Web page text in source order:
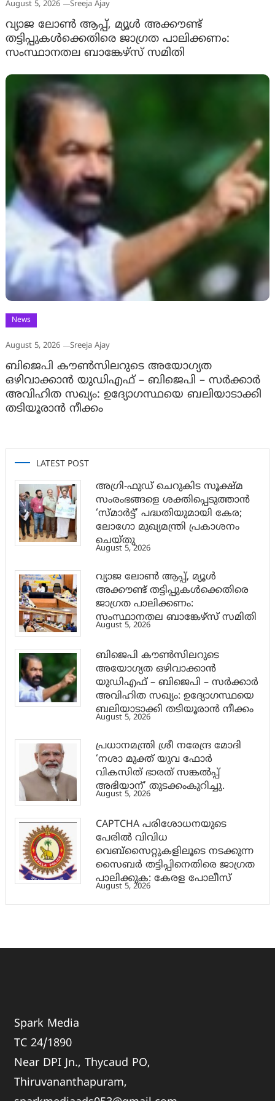
August 5, 2026 Sreeja Ajay
വ്യാജ ലോൺ ആപ്പ്, മ്യൂൾ അക്കൗണ്ട്
തട്ടിപ്പുകൾക്കെതിരെ ജാ​ഗ്രത പാലിക്കണം:
സംസ്ഥാനതല ബാങ്കേഴ്സ് സമിതി
News
August 5, 2026 Sreeja Ajay
ബിജെപി കൗൺസിലറുടെ അയോഗ്യത
ഒഴിവാക്കാൻ യുഡിഎഫ് – ബിജെപി – സർക്കാർ
അവിഹിത സഖ്യം: ഉദ്യോഗസ്ഥയെ ബലിയാടാക്കി
തടിയൂരാൻ നീക്കം
LATEST POST
അഗ്രി-ഫുഡ് ചെറുകിട സൂക്ഷ്മ
സംരംഭങ്ങളെ ശക്തിപ്പെടുത്താന്‍
‘സ്മാര്‍ട്ട്’ പദ്ധതിയുമായി കേര;
ലോഗോ മുഖ്യമന്ത്രി പ്രകാശനം
ചെയ്തു
August 5, 2026
വ്യാജ ലോൺ ആപ്പ്, മ്യൂൾ
അക്കൗണ്ട് തട്ടിപ്പുകൾക്കെതിരെ
ജാ​ഗ്രത പാലിക്കണം:
സംസ്ഥാനതല ബാങ്കേഴ്സ് സമിതി
August 5, 2026
ബിജെപി കൗൺസിലറുടെ
അയോഗ്യത ഒഴിവാക്കാൻ
യുഡിഎഫ് – ബിജെപി – സർക്കാർ
അവിഹിത സഖ്യം: ഉദ്യോഗസ്ഥയെ
ബലിയാടാക്കി തടിയൂരാൻ നീക്കം
August 5, 2026
പ്രധാനമന്ത്രി ശ്രീ നരേന്ദ്ര മോദി
‘നശാ മുക്ത് യുവ ഫോർ
വികസിത് ഭാരത് സങ്കൽപ്പ്
അഭിയാന്’ തുടക്കംകുറിച്ചു.
August 5, 2026
CAPTCHA പരിശോധനയുടെ
പേരില്‍ വിവിധ
വെബ്സൈറ്റുകളിലൂടെ നടക്കുന്ന
സൈബര്‍ തട്ടിപ്പിനെതിരെ ജാഗ്രത
പാലിക്കുക: കേരള പോലീസ്
August 5, 2026
Spark Media
TC 24/1890
Near DPI Jn., Thycaud PO,
Thiruvananthapuram,